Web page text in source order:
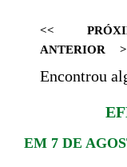
<<
ANTERIOR
Encontrou
EM 7 DE